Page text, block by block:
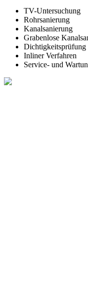
TV-Untersuchung
Rohrsanierung
Kanalsanierung
Grabenlose
Dichtigkeitsprüfung
Inliner Verfahren
Service- und